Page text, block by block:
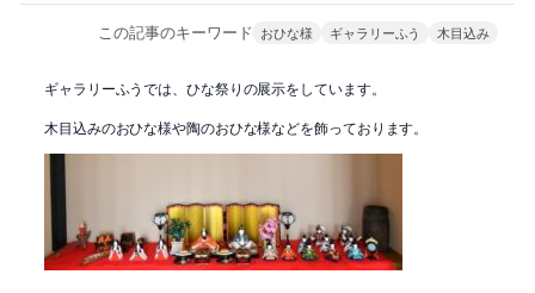
この記事のキーワード おひな様 ギャラリーふう 木目込み
ギャラリーふうでは、ひな祭りの展示をしています。
木目込みのおひな様や陶のおひな様などを飾っております。